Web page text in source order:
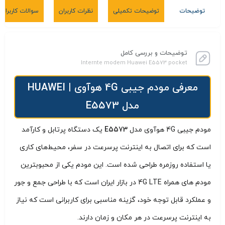
توضیحات توضیحات تکمیلی نظرات کاربران سوالات کاربران
توضیحات و بررسی کامل
Internte modem Huawei E5573 pocket
معرفی مودم جیبی 4G هوآوی | HUAWEI
مدل E5573
مودم جیبی 4G هوآوی مدل E5573 یک دستگاه پرتابل و کارآمد
است که برای اتصال به اینترنت پرسرعت در سفر، محیط‌های کاری
یا استفاده روزمره طراحی شده است. ​این مودم یکی از محبوبترین
مودم های همراه 4G LTE در بازار ایران است که با طراحی جمع و جور
و عملکرد قابل توجه خود، گزینه مناسبی برای کاربرانی است که نیاز
به اینترنت پرسرعت در هر مکان و زمان دارند.